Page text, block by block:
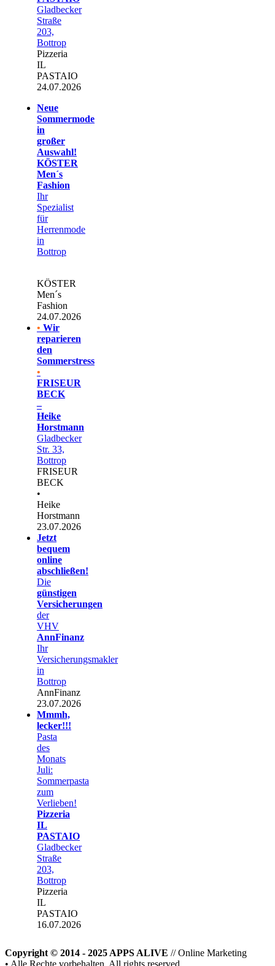
Gladbecker
Straße
203,
Bottrop
Pizzeria
IL
PASTAIO
24.07.2026
Neue
Sommermode
in
großer
Auswahl!
KÖSTER
Men´s
Fashion
Ihr
Spezialist
für
Herrenmode
in
Bottrop
KÖSTER
Men´s
Fashion
24.07.2026
• Wir
reparieren
den
Sommerstress
•
FRISEUR
BECK
–
Heike
Horstmann
Gladbecker
Str. 33,
Bottrop
FRISEUR
BECK
•
Heike
Horstmann
23.07.2026
Jetzt
bequem
online
abschließen!
Die
günstigen
Versicherungen
der
VHV
AnnFinanz
Ihr
Versicherungsmakler
in
Bottrop
AnnFinanz
23.07.2026
Mmmh,
lecker!!!
Pasta
des
Monats
Juli:
Sommerpasta
zum
Verlieben!
Pizzeria
IL
PASTAIO
Gladbecker
Straße
203,
Bottrop
Pizzeria
IL
PASTAIO
16.07.2026
Copyright © 2014 - 2025 APPS ALIVE // Online Marketing
• Alle Rechte vorbehalten. All rights reserved.